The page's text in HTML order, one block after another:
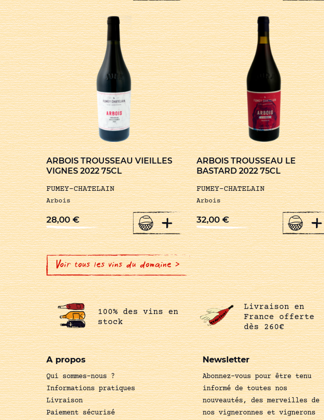
ARBOIS TROUSSEAU VIEILLES
VIGNES 2022 75CL
FUMEY-CHATELAIN
Arbois
28,00€ +
ARBOIS TROUSSEAU LE
BASTARD 2022 75CL
FUMEY-CHATELAIN
Arbois
32,00€ +
Voir tous les vins du domaine >
100% des vins en
stock
Livraison en
France offerte
dès 260€
A propos
Qui sommes-nous ?
Informations pratiques
Livraison
Paiement sécurisé
Newsletter
Abonnez-vous pour être tenu
informé de toutes nos
nouveautés, des merveilles de
nos vigneronnes et vignerons